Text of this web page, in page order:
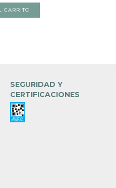
SEGURIDAD Y
CERTIFICACIONES